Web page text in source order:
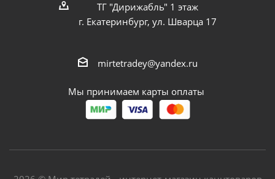
ТГ "Дирижабль" 1 этаж
г. Екатеринбург, ул. Шварца 17
mirtetradey@yandex.ru
Мы принимаем карты оплаты